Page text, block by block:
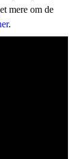
mere om de
.